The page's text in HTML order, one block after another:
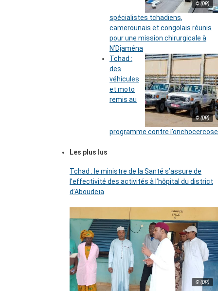
© (DR)
spécialistes tchadiens,
camerounais et congolais réunis
pour une mission chirurgicale à
N’Djaména
© (DR)
Tchad :
des
véhicules
et moto
remis au
programme contre l’onchocercose
Les plus lus
Tchad : le ministre de la Santé s’assure de
l’effectivité des activités à l’hôpital du district
d’Aboudeïa
© (DR)